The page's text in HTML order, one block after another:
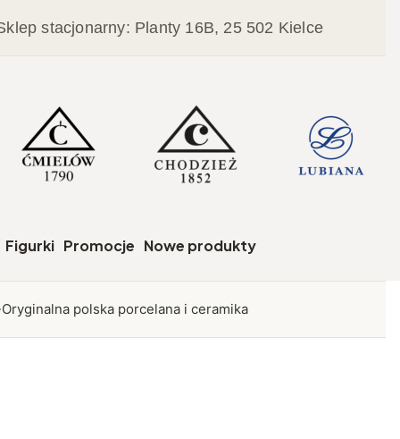
stacjonarny: Planty 16B, 25 502 Kielce
Figurki Promocje Nowe produkty
Oryginalna polska porcelana i ceramika